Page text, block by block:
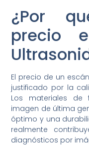
¿Por
precio
El precio de un
justificado por la
Los materiales
imagen de última
óptimo y una
realmente
diagnósticos por